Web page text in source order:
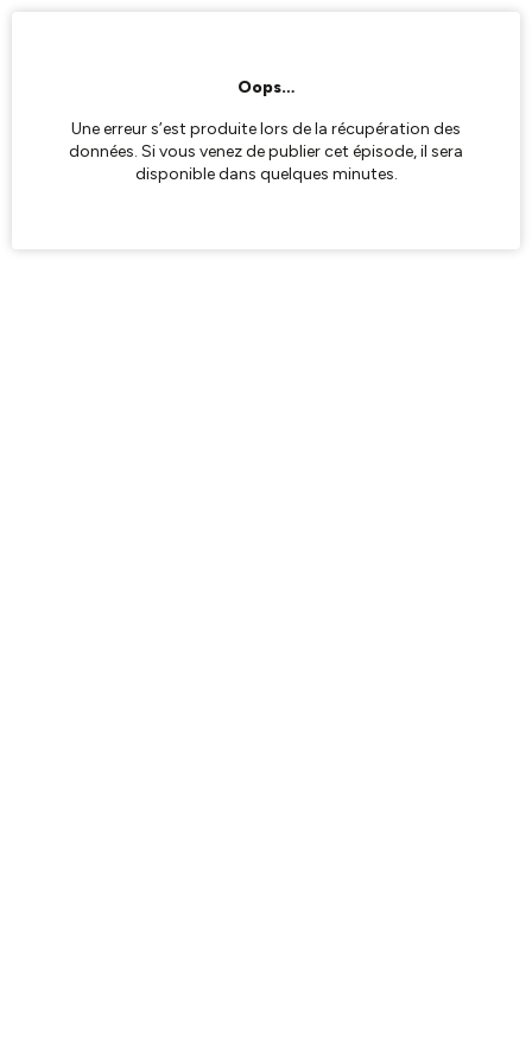
Oops…
Une erreur s’est produite lors de la récupération des
données. Si vous venez de publier cet épisode, il sera
disponible dans quelques minutes.